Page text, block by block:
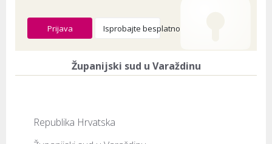
Prijava Isprobajte besplatno
Županijski sud u Varaždinu
Republika Hrvatska